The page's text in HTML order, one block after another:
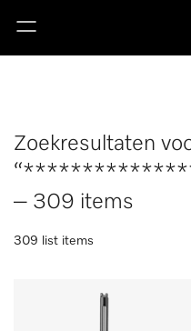
Zoekresultaten
– 309 items
309 list items